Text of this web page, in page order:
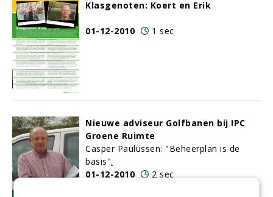
Klasgenoten: Koert en Erik
01-12-2010 1 sec
Nieuwe adviseur Golfbanen bij IPC
Groene Ruimte
Casper Paulussen: "Beheerplan is de
basis".
01-12-2010
2 sec